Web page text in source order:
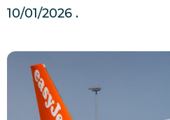
10/01/2026